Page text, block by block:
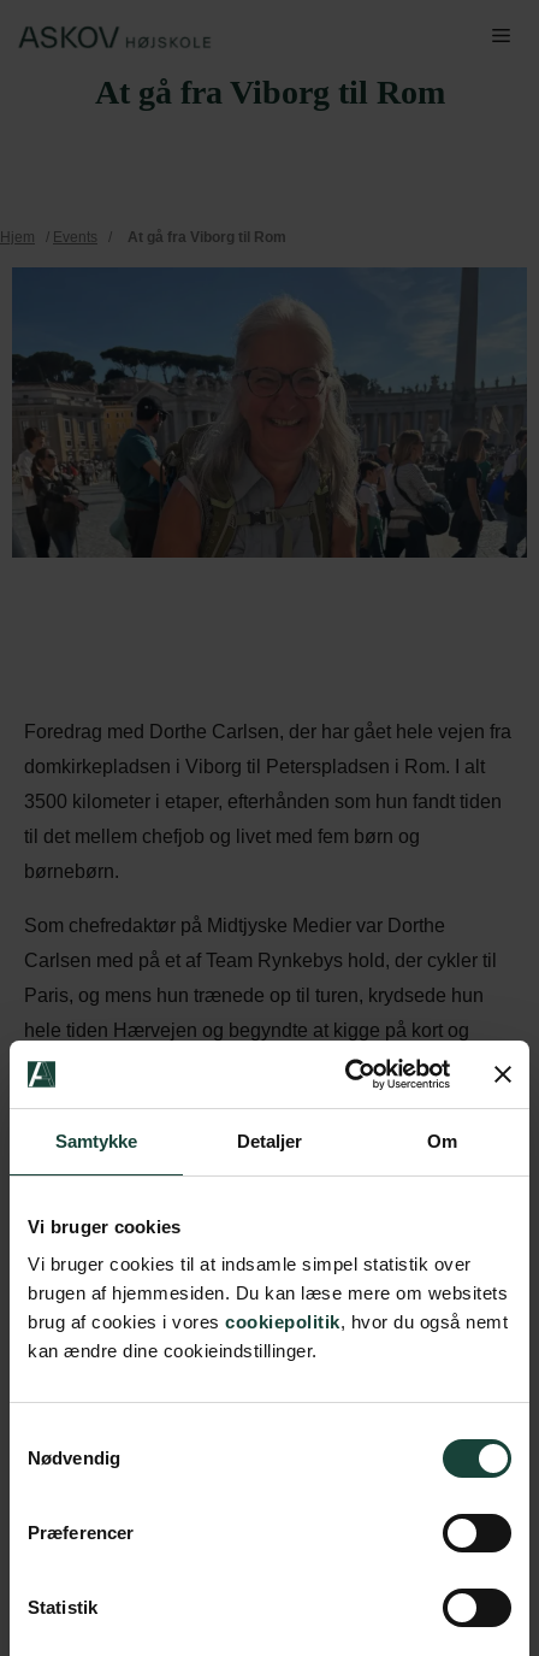
Samtykke Detaljer Om
Vi bruger cookies
Vi bruger cookies til at indsamle simpel statistik over
brugen af hjemmesiden. Du kan læse mere om websitets
brug af cookies i vores cookiepolitik, hvor du også nemt
kan ændre dine cookieindstillinger.
Nødvendig
Præferencer
Statistik
At gå fra Viborg til Rom
Hjem / Events / At gå fra Viborg til Rom
Foredrag med Dorthe Carlsen, der har gået hele vejen fra
domkirkepladsen i Viborg til Peterspladsen i Rom. I alt
3500 kilometer i etaper, efterhånden som hun fandt tiden
til det mellem chefjob og livet med fem børn og
børnebørn.
Som chefredaktør på Midtjyske Medier var Dorthe
Carlsen med på et af Team Rynkebys hold, der cykler til
Paris, og mens hun trænede op til turen, krydsede hun
hele tiden Hærvejen og begyndte at kigge på kort og
ruter. En dag var ideen om den lange vandring født, og
I foredraget fortæller hun om turen og om, hvad det gjorde
om skiftet fra chefgangene til vandrestierne.
Tid